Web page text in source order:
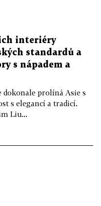
interiéry
standardů a
s nápadem a
prolíná Asie s
s elegancí a tradicí.
Liu...